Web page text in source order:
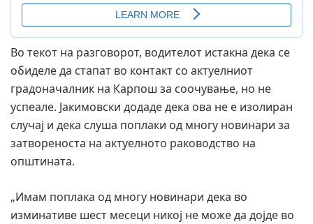
Во текот на разговорот, водителот истакна дека се
обиделе да стапат во контакт со актуелниот
градоначалник на Карпош за соочување, но не
успеале. Јакимовски додаде дека ова не е изолиран
случај и дека слуша поплаки од многу новинари за
затвореноста на актуелното раководство на
општината.
„Имам поплака од многу новинари дека во
изминативе шест месеци никој не може да дојде во